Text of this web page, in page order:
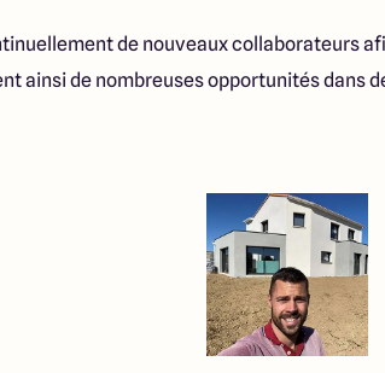
de nouveaux collaborateurs
ainsi de nombreuses opportunités dans